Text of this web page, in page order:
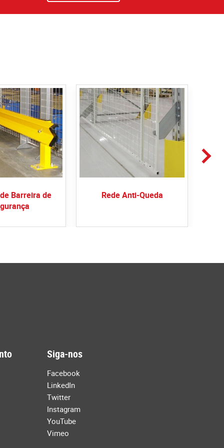
Barreira de
Rede Anti-Queda
Siga-nos
Facebook
LinkedIn
Twitter
Instagram
YouTube
Vimeo